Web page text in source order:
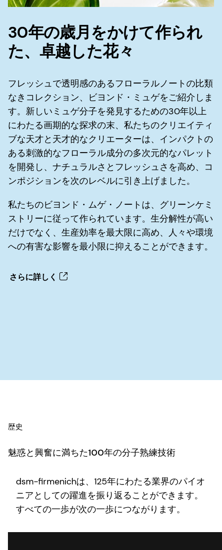
30年の歳月をかけて作られ
た、卓越した花々
フレッシュで透明感のあるフローラルノートの比類
なきコレクション、ビヨンド・ミュゲをご紹介しま
す。新しいミュゲ分子を発見するための30年以上
にわたる画期的な探求の末、私たちのクリエイティ
ブな天才と天才的なクリエーターは、インパクトの
ある刺激的なフローラル成分の多次元的なパレット
を開発し、ナチュラルさとフレッシュさを高め、コ
ンポジションを次のレベルに引き上げました。
私たちのビヨンド・ムゲ・ノートは、グリーンケミ
ストリーに従って作られています。生分解性が高い
だけでなく、生産効率を最大限に高め、人々や環境
への有害な影響を最小限に抑えることができます。
さらに詳しく
歴史
魅惑と興奮に満ちた100年の分子熟練技術
dsm-firmenichは、125年にわたる業界のパイオ
ニアとしての躍進を振り返ることができます。
すべての一歩が次の一歩につながります。